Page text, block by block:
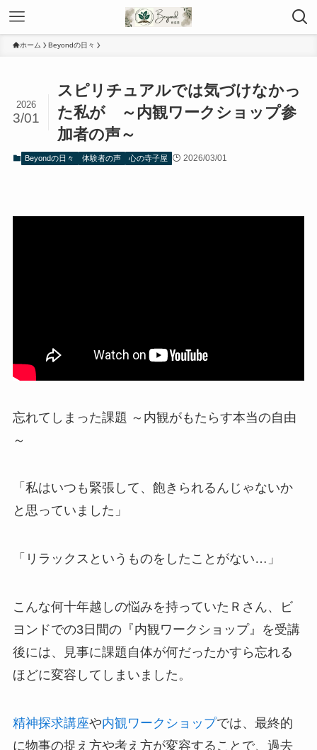
ホーム Beyondの日々
スピリチュアルでは気づけなかっ
た私が ～内観ワークショップ参
加者の声～
2026
3/01
Beyondの日々 体験者の声 心の寺子屋 2026/03/01
忘れてしまった課題 ～内観がもたらす本当の自由
～
「私はいつも緊張して、飽きられるんじゃないか
と思っていました」
「リラックスというものをしたことがない…」
こんな何十年越しの悩みを持っていたＲさん、ビ
ヨンドでの3日間の『内観ワークショップ』を受講
後には、見事に課題自体が何だったかすら忘れる
ほどに変容してしまいました。
精神探求講座や内観ワークショップでは、最終的
に物事の捉え方や考え方が変容することで、過去